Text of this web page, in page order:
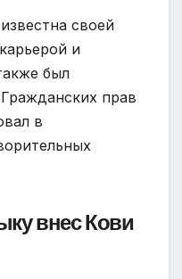
своей
и
был
прав
в
внес Кови